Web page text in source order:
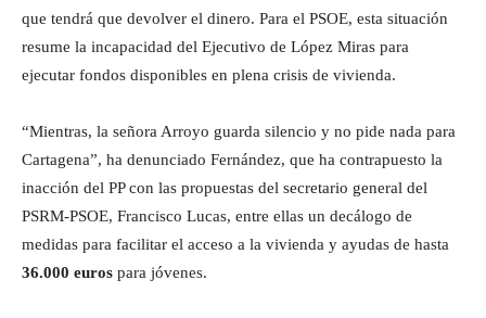
que tendrá que devolver el dinero. Para el PSOE, esta situación
resume la incapacidad del Ejecutivo de López Miras para
ejecutar fondos disponibles en plena crisis de vivienda.
“Mientras, la señora Arroyo guarda silencio y no pide nada para
Cartagena”, ha denunciado Fernández, que ha contrapuesto la
inacción del PP con las propuestas del secretario general del
PSRM-PSOE, Francisco Lucas, entre ellas un decálogo de
medidas para facilitar el acceso a la vivienda y ayudas de hasta
36.000 euros para jóvenes.